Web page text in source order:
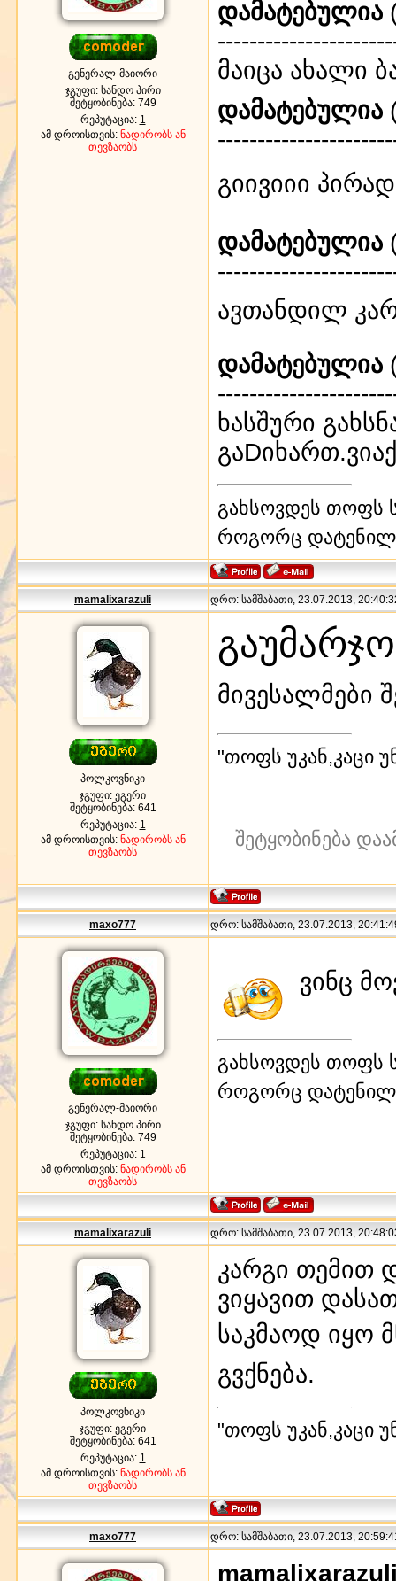
გენერალ-მაიორი
ჯგუფი: სანდო პირი
შეტყობინება: 749
რეპუტაცია: 1
ამ დროისთვის: ნადირობს ან
თევზაობს
დამატებულია
მაიცა ახალი
დამატებულია
გიივიიი
დამატებულია
ავთანდილ
დამატებულია
ხასშური
გახსოვდეს თოფს
როგორც
mamalixarazuli დრო: სამშაბათი, 23.07.2013,
პოლკოვნიკი
ჯგუფი: ეგერი
შეტყობინება: 641
რეპუტაცია: 1
ამ დროისთვის: ნადირობს ან
თევზაობს
მივესალმები
"თოფს უკან,კაცი
შეტყობინება
maxo777 დრო: სამშაბათი, 23.07.2013,
გენერალ-მაიორი
ჯგუფი: სანდო პირი
შეტყობინება: 749
რეპუტაცია: 1
ამ დროისთვის: ნადირობს ან
თევზაობს
ვინც
გახსოვდეს თოფს
როგორც
mamalixarazuli დრო: სამშაბათი, 23.07.2013,
პოლკოვნიკი
ჯგუფი: ეგერი
შეტყობინება: 641
რეპუტაცია: 1
ამ დროისთვის: ნადირობს ან
თევზაობს
კარგი თემით
ვიყავით
საკმაოდ იყო
გვქნება.
"თოფს უკან,კაცი
maxo777 დრო: სამშაბათი, 23.07.2013,